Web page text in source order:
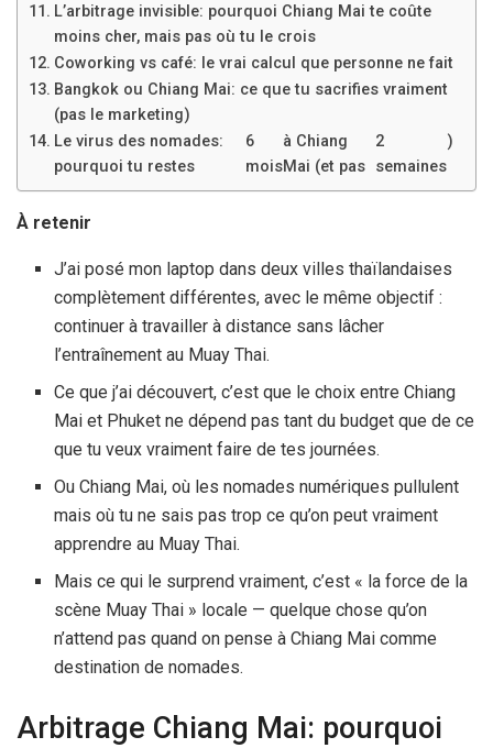
L’arbitrage invisible: pourquoi Chiang Mai te coûte
moins cher, mais pas où tu le crois
Coworking vs café: le vrai calcul que personne ne fait
Bangkok ou Chiang Mai: ce que tu sacrifies vraiment
(pas le marketing)
Le virus des nomades:
pourquoi tu restes
6
mois
à Chiang
Mai (et pas
2
semaines
)
À retenir
J’ai posé mon laptop dans deux villes thaïlandaises
complètement différentes, avec le même objectif :
continuer à travailler à distance sans lâcher
l’entraînement au Muay Thai.
Ce que j’ai découvert, c’est que le choix entre Chiang
Mai et Phuket ne dépend pas tant du budget que de ce
que tu veux vraiment faire de tes journées.
Ou Chiang Mai, où les nomades numériques pullulent
mais où tu ne sais pas trop ce qu’on peut vraiment
apprendre au Muay Thai.
Mais ce qui le surprend vraiment, c’est « la force de la
scène Muay Thai » locale — quelque chose qu’on
n’attend pas quand on pense à Chiang Mai comme
destination de nomades.
Arbitrage Chiang Mai: pourquoi